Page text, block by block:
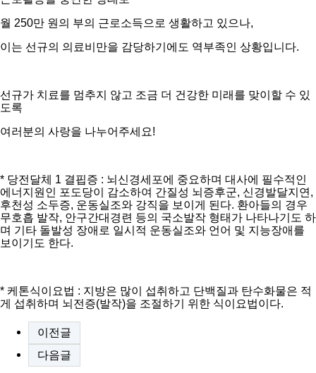
월 250만 원의 부의 근로소득으로 생활하고 있으나,
이는 선규의 의료비만을 감당하기에도 역부족인 상황입니다.
선규가 치료를 멈추지 않고 조금 더 건강한 미래를 맞이할 수 있
도록
여러분의 사랑을 나누어주세요!
* 당전달체 1 결핍증 : 뇌신경세포에 중요하며 대사에 필수적인
에너지원인 포도당이 감소하여 간질성 뇌증후군, 신경발달지연,
후천성 소두증, 운동실조와 강직을 보이게 된다. 환아들의 경우
무호흡 발작, 안구간대경련 등의 국소발작 형태가 나타나기도 하
며 기타 돌발성 장애로 일시적 운동실조와 언어 및 지능장애를
보이기도 한다.
* 케톤식이요법 : 지방은 많이 섭취하고 단백질과 탄수화물은 적
게 섭취하며 뇌전증(발작)을 조절하기 위한 식이요법이다.
이전글
다음글